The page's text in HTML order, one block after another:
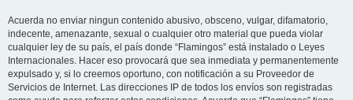
Acuerda no enviar ningun contenido abusivo, obsceno, vulgar, difamatorio,
indecente, amenazante, sexual o cualquier otro material que pueda violar
cualquier ley de su país, el país donde “Flamingos” está instalado o Leyes
Internacionales. Hacer eso provocará que sea inmediata y permanentemente
expulsado y, si lo creemos oportuno, con notificación a su Proveedor de
Servicios de Internet. Las direcciones IP de todos los envíos son registradas